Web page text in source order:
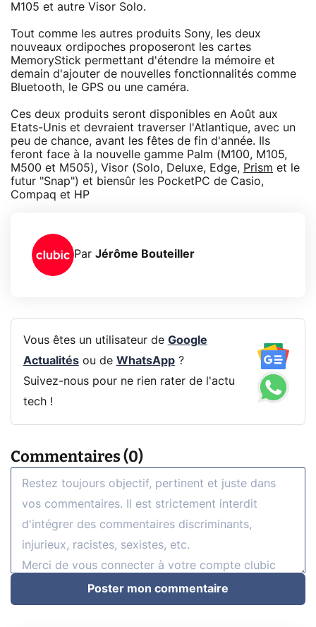
M105 et autre Visor Solo.
Tout comme les autres produits Sony, les deux
nouveaux ordipoches proposeront les cartes
MemoryStick permettant d'étendre la mémoire et
demain d'ajouter de nouvelles fonctionnalités comme
Bluetooth, le GPS ou une caméra.
Ces deux produits seront disponibles en Août aux
Etats-Unis et devraient traverser l'Atlantique, avec un
peu de chance, avant les fêtes de fin d'année. Ils
feront face à la nouvelle gamme Palm (M100, M105,
M500 et M505), Visor (Solo, Deluxe, Edge, Prism et le
futur "Snap") et biensûr les PocketPC de Casio,
Compaq et HP
Par Jérôme Bouteiller
Vous êtes un utilisateur de Google
Actualitésou de WhatsApp?
Suivez-nous pour ne rien rater de l'actu
tech !
Commentaires (0)
Poster mon commentaire